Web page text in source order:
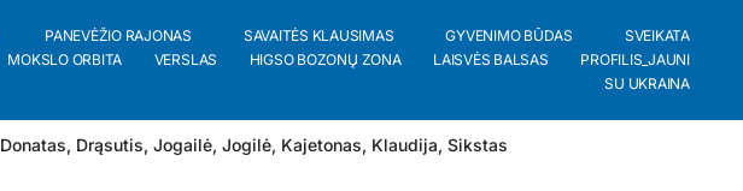
PANEVĖŽIO RAJONAS SAVAITĖS KLAUSIMAS GYVENIMO BŪDAS
SVEIKATA
MOKSLO ORBITA VERSLAS HIGSO BOZONŲ ZONA LAISVĖS BALSAS
PROFILIS_JAUNI
SU UKRAINA
Donatas, Drąsutis, Jogailė, Jogilė, Kajetonas, Klaudija, Sikstas